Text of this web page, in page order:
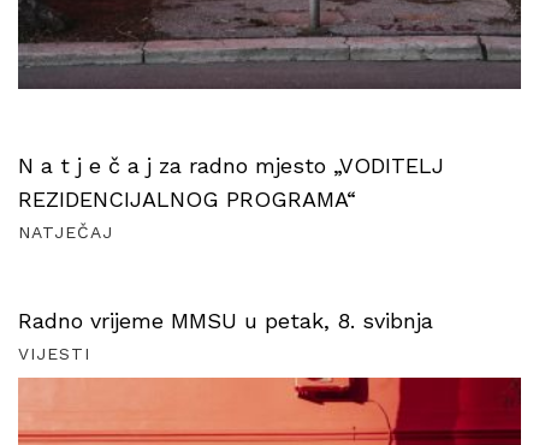
N a t j e č a j za radno mjesto „VODITELJ
REZIDENCIJALNOG PROGRAMA“
NATJEČAJ
Radno vrijeme MMSU u petak, 8. svibnja
VIJESTI